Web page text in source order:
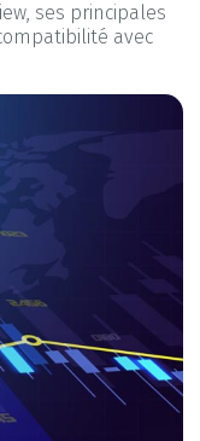
ses principales
avec